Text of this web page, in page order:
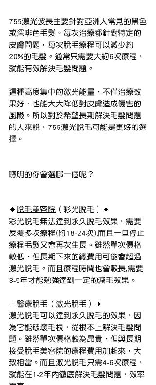
755激光波長主要針對亞洲人常見的黑色
或深啡色毛髮。每次治療都針對特定的
皮膚問題，每次脫毛療程可以減少約
20%的毛髮。通常只需要大約6次療程，
就能有效解決毛髮問題。
這種高度集中的激光能量，不僅治療效
果好，也能大大降低對皮膚造成傷害的
風險。所以對於希望長期解決毛髮問題
的人來說，755激光脫毛可能是更好的選
擇。
聰明的你會選哪一個呢？
🔹 脫毛美容院 （彩光脫毛）🔹
彩光脫毛無法達到永久脫毛效果，需要
反覆多次療程(約18-24次),而且一旦停止
療程毛髮又會再次生長。雖然單次價格
較低，但長期下來的總費用可能會超過
激光脫毛。而且療程時間也會較長,需要
3-5年才能勉強達到一定的減毛效果。
🔸醫療脫毛（激光脫毛）🔸
激光脫毛可以達到永久脫毛的效果，因
為它能破壞毛根，從根本上解決毛髮問
題。雖然單次價格較為昂貴，但與長期
接受脫毛美容院的療程費用加起來，大
致相當。而且激光脫毛只需4-6次療程，
就能在1-2年內徹底解決毛髮問題，效率